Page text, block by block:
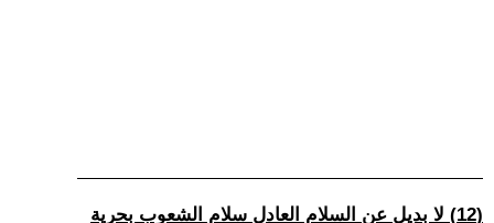
(12) لا بديل عن السلام العادل سلام الشعوب بحرية